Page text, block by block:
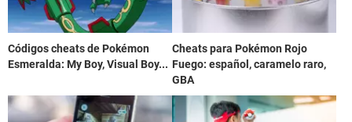
Códigos cheats de Pokémon
Esmeralda: My Boy, Visual Boy...
Cheats para Pokémon Rojo
Fuego: español, caramelo raro,
GBA